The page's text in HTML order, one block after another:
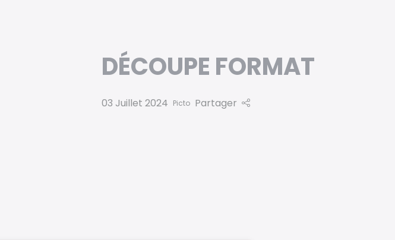
DÉCOUPE FORMAT
03 Juillet 2024 Picto Partager